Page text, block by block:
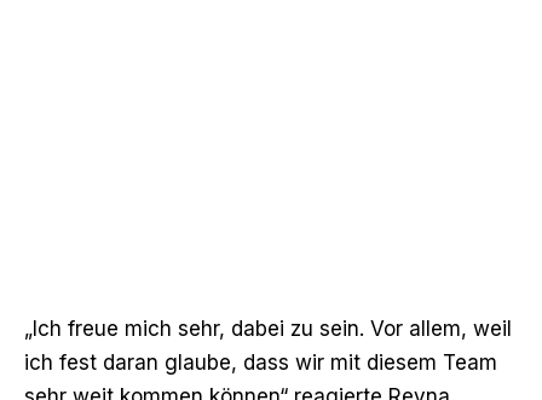
„Ich freue mich sehr, dabei zu sein. Vor allem, weil
ich fest daran glaube, dass wir mit diesem Team